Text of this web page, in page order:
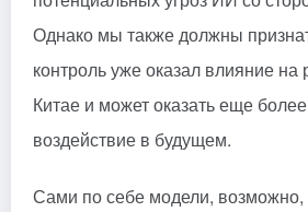
Однако мы также должны
контроль уже оказал влияние
Китае и может оказать еще
воздействие в будущем.
Сами по себе модели, возможно,